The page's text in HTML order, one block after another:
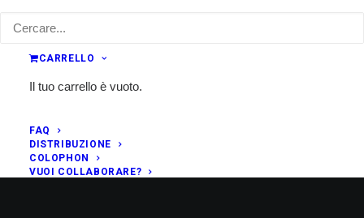
CARRELLO
Il tuo carrello è vuoto.
FAQ
DISTRIBUZIONE
COLOPHON
VUOI COLLABORARE?